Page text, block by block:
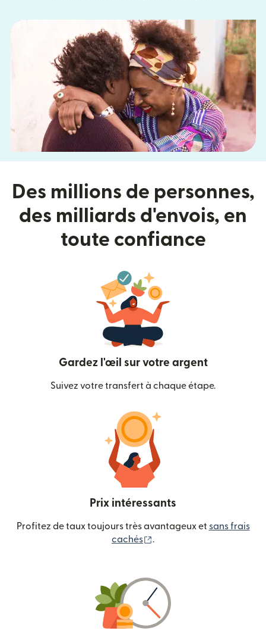
Des millions de personnes,
des milliards d'envois, en
toute confiance
Gardez l'œil sur votre argent
Suivez votre transfert à chaque étape.
Prix intéressants
Profitez de taux toujours très avantageux et sans frais
cachés
.